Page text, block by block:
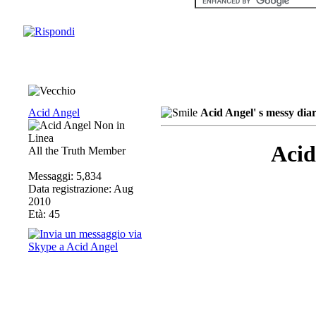
Acid Angel
All the Truth Member
Messaggi: 5,834
Data registrazione: Aug
2010
Età: 45
Acid Angel' s messy